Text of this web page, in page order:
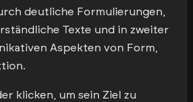
deutliche Formulierungen,
Texte und in zweiter
Aspekten von Form,
klicken, um sein Ziel zu